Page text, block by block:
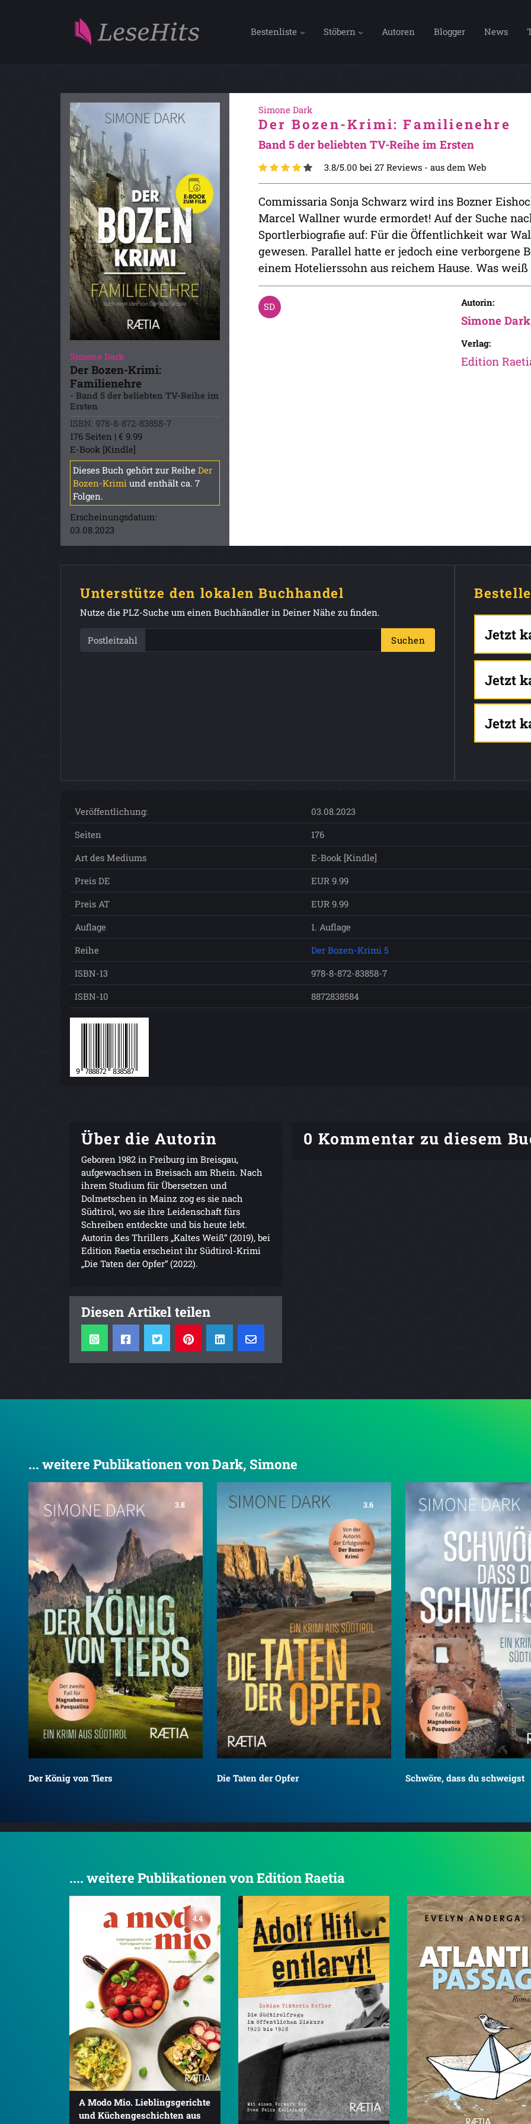
Bestenliste Stöbern Autoren Blogger News
Simone Dark
Der Bozen-Krimi:
Familienehre
- Band 5 der beliebten TV-Reihe im
Ersten
ISBN: 978-8-872-83858-7
176 Seiten | € 9.99
E-Book [Kindle]
Dieses Buch gehört zur Reihe Der
Bozen-Krimi und enthält ca. 7
Folgen.
Erscheinungsdatum:
03.08.2023
Simone Dark
Der Bozen-Krimi: Familienehre
Band 5 der beliebten TV-Reihe im Ersten
3.8/5.00 bei 27 Reviews - aus dem Web
Commissaria Sonja Schwarz wird ins Bozner
Marcel Wallner wurde ermordet! Auf der Suche
Sportlerbiografie auf: Für die Öffentlichkeit war
gewesen. Parallel hatte er jedoch eine verborgene
einem Hotelierssohn aus reichem Hause. Was
Autorin:
Simone Dark
Verlag:
Edition
Unterstütze den lokalen Buchhandel
Nutze die PLZ-Suche um einen Buchhändler in Deiner Nähe zu finden.
Postleitzahl Suchen Jetzt
Jetzt
Jetzt
Veröffentlichung:
03.08.2023
Seiten
176
Art des Mediums
E-Book [Kindle]
Preis DE
EUR 9.99
Preis AT
EUR 9.99
Auflage
1. Auflage
Reihe
Der Bozen-Krimi 5
ISBN-13
978-8-872-83858-7
ISBN-10
8872838584
Über die Autorin
Geboren 1982 in Freiburg im Breisgau,
aufgewachsen in Breisach am Rhein. Nach
ihrem Studium für Übersetzen und
Dolmetschen in Mainz zog es sie nach
Südtirol, wo sie ihre Leidenschaft fürs
Schreiben entdeckte und bis heute lebt.
Autorin des Thrillers „Kaltes Weiß“ (2019), bei
Edition Raetia erscheint ihr Südtirol-Krimi
„Die Taten der Opfer“ (2022).
Diesen Artikel teilen
0 Kommentar zu diesem
... weitere Publikationen von Dark, Simone
3.8
Der König von Tiers
3.6
Die Taten der Opfer Schwöre, dass du schweigst
.... weitere Publikationen von Edition Raetia
4.4
A Modo Mio. Lieblingsgerichte
und Küchengeschichten aus